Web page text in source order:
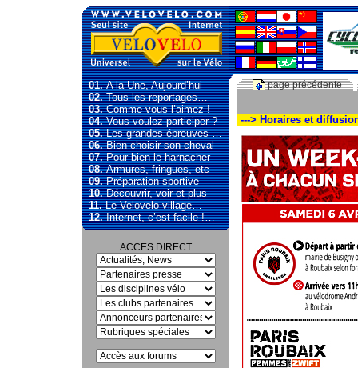
01.A la Une, Aujourd’hui
02.Tous les reportages…
03.Comme vous l’aimez !
04.Vous voulez participer ?
05.Les grandes épreuves …
06.Bien choisir son cheval
07.Pour bien le harnacher
08.Armures, fringues, etc
09.Préparation sportive
10.Découvrir, voir et plus
11.Le Velovelo village…
12.Internet, c’est facile !…
ACCES DIRECT
page précédente
---> Horaires et